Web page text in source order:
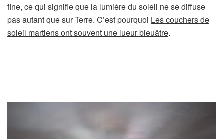
fine, ce qui signifie que la lumière du soleil ne se diffuse
pas autant que sur Terre. C’est pourquoi Les couchers de
soleil martiens ont souvent une lueur bleuâtre.